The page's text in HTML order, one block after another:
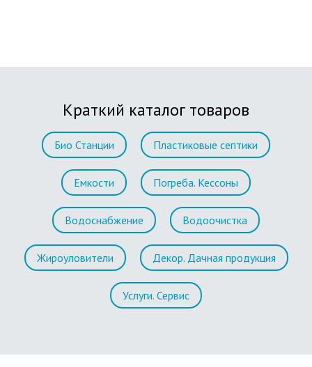
Краткий каталог товаров
Био Станции Пластиковые септики
Емкости Погреба. Кессоны
Водоснабжение Водоочистка
Жироуловители Декор. Дачная продукция
Услуги. Сервис